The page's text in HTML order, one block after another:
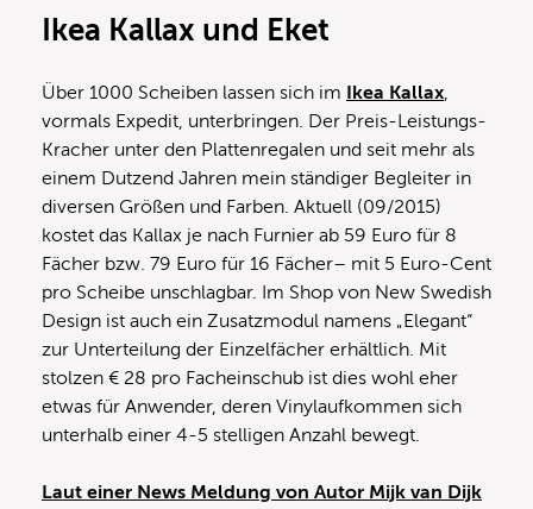
Ikea Kallax und Eket
Über 1000 Scheiben lassen sich im Ikea Kallax,
vormals Expedit, unterbringen. Der Preis-Leistungs-
Kracher unter den Plattenregalen und seit mehr als
einem Dutzend Jahren mein ständiger Begleiter in
diversen Größen und Farben. Aktuell (09/2015)
kostet das Kallax je nach Furnier ab 59 Euro für 8
Fächer bzw. 79 Euro für 16 Fächer– mit 5 Euro-Cent
pro Scheibe unschlagbar. Im Shop von New Swedish
Design ist auch ein Zusatzmodul namens „Elegant“
zur Unterteilung der Einzelfächer erhältlich. Mit
stolzen € 28 pro Facheinschub ist dies wohl eher
etwas für Anwender, deren Vinylaufkommen sich
unterhalb einer 4-5 stelligen Anzahl bewegt.
Laut einer News Meldung von Autor Mijk van Dijk